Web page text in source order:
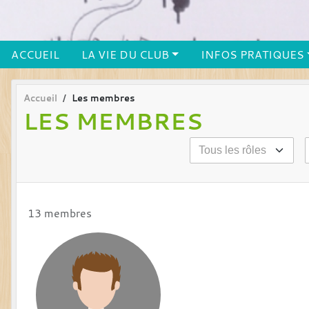
ACCUEIL LA VIE DU CLUB INFOS PRATIQUES
Accueil Les membres
LES MEMBRES
13 membres